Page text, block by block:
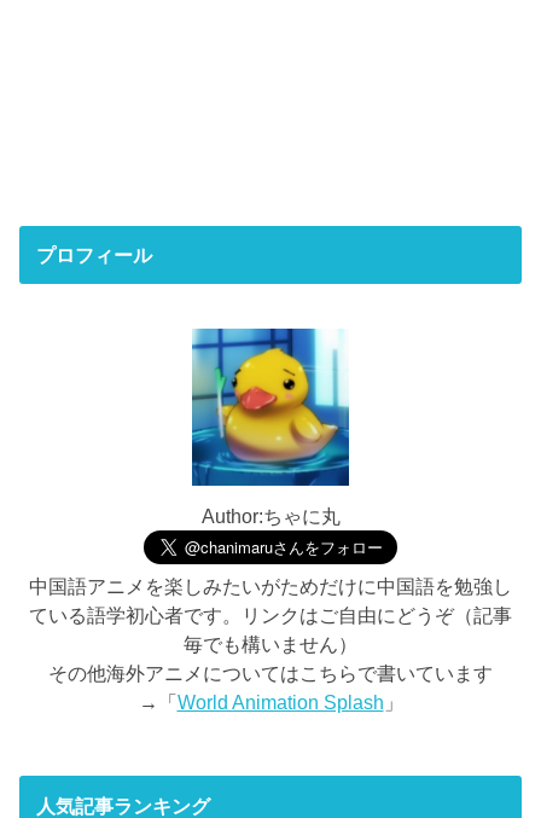
プロフィール
Author:ちゃに丸
中国語アニメを楽しみたいがためだけに中国語を勉強し
ている語学初心者です。リンクはご自由にどうぞ（記事
毎でも構いません）
その他海外アニメについてはこちらで書いています
→「World Animation Splash 」
人気記事ランキング